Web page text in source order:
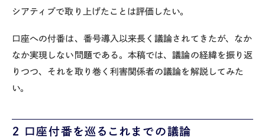
シアティブで取り上げたことは評価したい。
口座への付番は、番号導入以来長く議論されてきたが、なか
なか実現しない問題である。本稿では、議論の経緯を振り返
りつつ、それを取り巻く利害関係者の議論を解説してみた
い。
２ 口座付番を巡るこれまでの議論